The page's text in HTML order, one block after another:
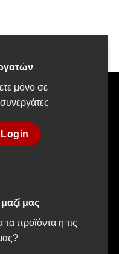
μόνο σε
μας
προϊόντα η τις